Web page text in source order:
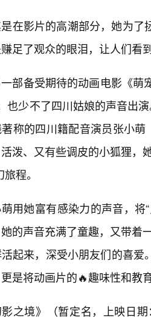
在影片的高潮部分，她为
足了观众的眼泪，让人们看
部备受期待的动画电影《萌
也少不了四川姑娘的声音出
称的四川籍配音演员张小
泼、又有些调皮的小狐狸，
程。
用她富有感染力的声音，将
的声音充满了童趣，又带着
起来，深受小朋友们的喜
是将动画片的🔥趣味性和教
影之境》（暂定名，上映日